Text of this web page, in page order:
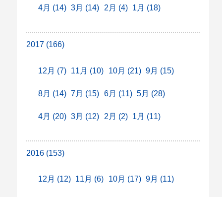
4月 (14) 3月 (14) 2月 (4) 1月 (18)
2017 (166)
12月 (7) 11月 (10) 10月 (21) 9月 (15)
8月 (14) 7月 (15) 6月 (11) 5月 (28)
4月 (20) 3月 (12) 2月 (2) 1月 (11)
2016 (153)
12月 (12) 11月 (6) 10月 (17) 9月 (11)